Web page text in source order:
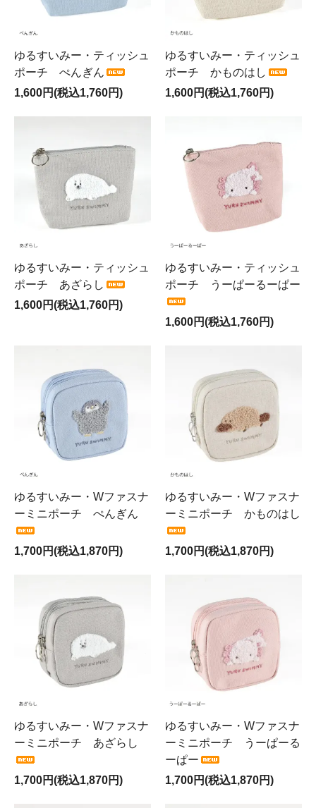
ゆるすいみー・ティッシュ
ポーチ ぺんぎん
1,600円(税込1,760円)
ゆるすいみー・ティッシュ
ポーチ かものはし
1,600円(税込1,760円)
ゆるすいみー・ティッシュ
ポーチ あざらし
1,600円(税込1,760円)
ゆるすいみー・ティッシュ
ポーチ うーぱーるーぱー
1,600円(税込1,760円)
ゆるすいみー・Wファスナ
ーミニポーチ ぺんぎん
1,700円(税込1,870円)
ゆるすいみー・Wファスナ
ーミニポーチ かものはし
1,700円(税込1,870円)
ゆるすいみー・Wファスナ
ーミニポーチ あざらし
1,700円(税込1,870円)
ゆるすいみー・Wファスナ
ーミニポーチ うーぱーる
ーぱー
1,700円(税込1,870円)